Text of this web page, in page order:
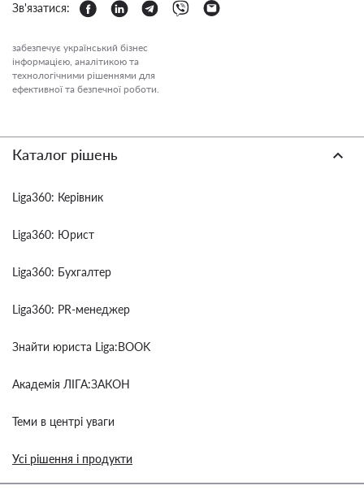
Зв'язатися:
забезпечує український бізнес
інформацією, аналітикою та
технологічними рішеннями для
ефективної та безпечної роботи.
Каталог рішень
Liga360: Керівник
Liga360: Юрист
Liga360: Бухгалтер
Liga360: PR-менеджер
Знайти юриста Liga:BOOK
Академія ЛІГА:ЗАКОН
Теми в центрі уваги
Усі рішення і продукти